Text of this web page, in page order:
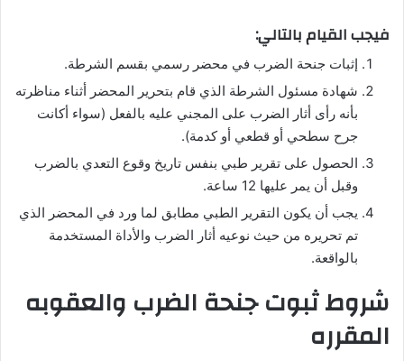
فيجب القيام بالتالي:
إثبات جنحة الضرب في محضر رسمي بقسم الشرطة.
شهادة مسئول الشرطة الذي قام بتحرير المحضر أثناء مناظرته
بأنه رأى أثار الضرب على المجني عليه بالفعل (سواء أكانت
جرح سطحي أو قطعي أو كدمة).
الحصول على تقرير طبي بنفس تاريخ وقوع التعدي بالضرب
وقبل أن يمر عليها 12 ساعة.
يجب أن يكون التقرير الطبي مطابق لما ورد في المحضر الذي
تم تحريره من حيث نوعيه أثار الضرب والأداة المستخدمة
بالواقعة.
شروط ثبوت جنحة الضرب والعقوبه
المقرره